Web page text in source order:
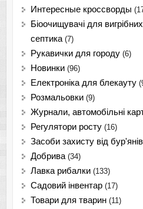
Интересные кроссворды
Біоочищувачі для
септика (7)
Рукавички для городу (6)
Новинки (96)
Електроніка для блекауту
Розмальовки (9)
Журнали, автомобільні
Регулятори росту (16)
Засоби захисту від
Добрива (34)
Лавка рибалки (133)
Садовий інвентар (17)
Товари для тварин (11)